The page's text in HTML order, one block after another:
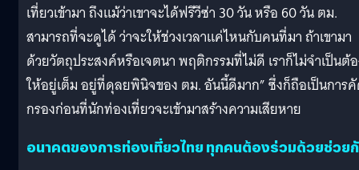
เที่ยวเข้ามา ถึงแม้ว่าเขาจะได้ฟรีวีซ่า 30 วัน หรือ 60 วัน ตม.
สามารถที่จะดูได้ ว่าจะให้ช่วงเวลาแค่ไหนกับคนที่มา ถ้าเขามา
ด้วยวัตถุประสงค์หรือเจตนา พฤติกรรมที่ไม่ดี เราก็ไม่จำเป็นต้
ให้อยู่เต็ม อยู่ที่ดุลยพินิจของ ตม. อันนี้ดีมาก” ซึ่งก็ถือเป็นการ
กรองก่อนที่นักท่องเที่ยวจะเข้ามาสร้างความเสียหาย
อนาคตของการท่องเที่ยวไทย ทุกคนต้องร่วมด้วยช่วย